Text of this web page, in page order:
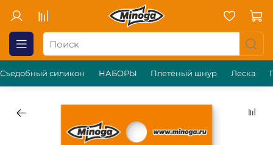
Съедобный силикон НАБОРЫ Плетёный шнур Леска